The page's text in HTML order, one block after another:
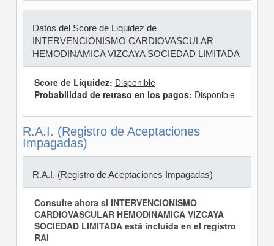
Datos del Score de Liquidez de
INTERVENCIONISMO CARDIOVASCULAR
HEMODINAMICA VIZCAYA SOCIEDAD LIMITADA
Score de Liquidez: Disponible
Probabilidad de retraso en los pagos: Disponible
R.A.I. (Registro de Aceptaciones
Impagadas)
R.A.I. (Registro de Aceptaciones Impagadas)
Consulte ahora si INTERVENCIONISMO
CARDIOVASCULAR HEMODINAMICA VIZCAYA
SOCIEDAD LIMITADA está incluida en el registro
RAI